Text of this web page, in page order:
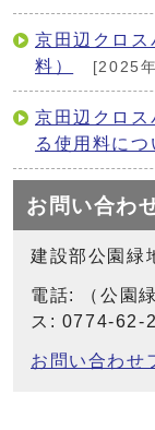
京田辺クロ
料）
[2025
京田辺クロ
る使用料につ
お問い合わ
建設部公園緑
電話: （公園
ス: 0774-62-
お問い合わせ